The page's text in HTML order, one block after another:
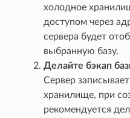
холодное
доступом через
сервера будет
выбранную базу.
Делайте бэкап
Сервер
хранилище, при
рекомендуется